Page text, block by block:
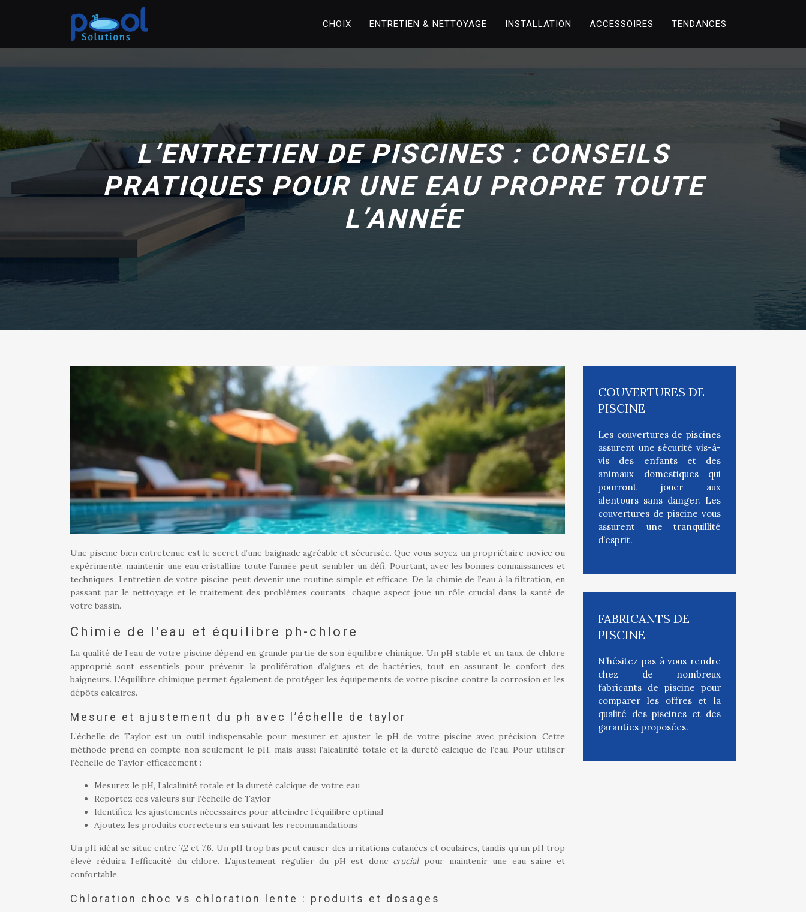
CHOIX ENTRETIEN & NETTOYAGE INSTALLATION ACCESSOIRES TENDANCES
L’ENTRETIEN DE PISCINES : CONSEILS
PRATIQUES POUR UNE EAU PROPRE TOUTE
L’ANNÉE
Une piscine bien entretenue est le secret d’une baignade agréable et sécurisée. Que vous soyez un propriétaire novice ou
expérimenté, maintenir une eau cristalline toute l’année peut sembler un défi. Pourtant, avec les bonnes connaissances et
techniques, l’entretien de votre piscine peut devenir une routine simple et efficace. De la chimie de l’eau à la filtration, en
passant par le nettoyage et le traitement des problèmes courants, chaque aspect joue un rôle crucial dans la santé de
votre bassin.
Chimie de l’eau et équilibre ph-chlore
La qualité de l’eau de votre piscine dépend en grande partie de son équilibre chimique. Un pH stable et un taux de chlore
approprié sont essentiels pour prévenir la prolifération d’algues et de bactéries, tout en assurant le confort des
baigneurs. L’équilibre chimique permet également de protéger les équipements de votre piscine contre la corrosion et les
dépôts calcaires.
Mesure et ajustement du ph avec l’échelle de taylor
L’échelle de Taylor est un outil indispensable pour mesurer et ajuster le pH de votre piscine avec précision. Cette
méthode prend en compte non seulement le pH, mais aussi l’alcalinité totale et la dureté calcique de l’eau. Pour utiliser
l’échelle de Taylor efficacement :
Mesurez le pH, l’alcalinité totale et la dureté calcique de votre eau
Reportez ces valeurs sur l’échelle de Taylor
Identifiez les ajustements nécessaires pour atteindre l’équilibre optimal
Ajoutez les produits correcteurs en suivant les recommandations
Un pH idéal se situe entre 7,2 et 7,6. Un pH trop bas peut causer des irritations cutanées et oculaires, tandis qu’un pH trop
élevé réduira l’efficacité du chlore. L’ajustement régulier du pH est donc crucial pour maintenir une eau saine et
confortable.
Chloration choc vs chloration lente : produits et dosages
COUVERTURES DE
PISCINE
Les couvertures de piscines
assurent une sécurité vis-à-
vis des enfants et des
animaux domestiques qui
pourront jouer aux
alentours sans danger. Les
couvertures de piscine vous
assurent une tranquillité
d’esprit.
FABRICANTS DE
PISCINE
N’hésitez pas à vous rendre
chez de nombreux
fabricants de piscine pour
comparer les offres et la
qualité des piscines et des
garanties proposées.